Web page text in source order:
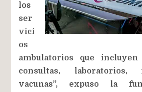
los
ser
vici
os
ambulatorios que
consultas, laboratorios,
vacunas”, expuso la